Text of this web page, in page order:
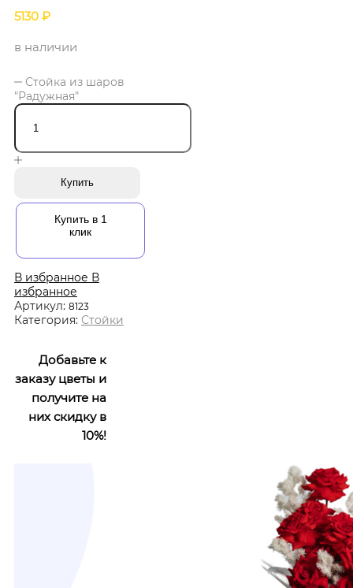
5130 ₽
в наличии
Стойка из шаров
"Радужная"
Купить
Купить в 1
клик
В избранное В
избранное
Артикул: 8123
Категория: Стойки
Добавьте к
заказу цветы и
получите на
них скидку в
10%!